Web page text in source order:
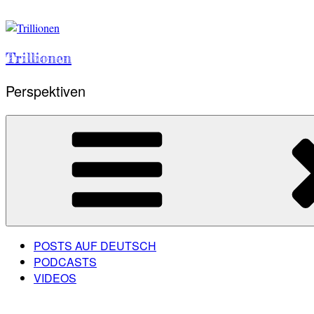
to
Trillionen
Perspektiven
POSTS AUF DEUTSCH
PODCASTS
VIDEOS